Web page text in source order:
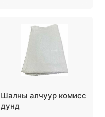
Шалны алчуур комисс
дунд